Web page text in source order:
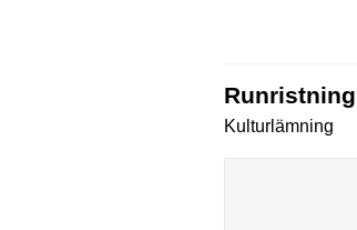
Runristning
Kulturlämning